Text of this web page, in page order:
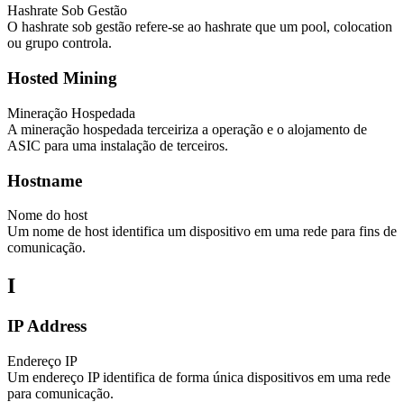
Hashrate Sob Gestão
O hashrate sob gestão refere-se ao hashrate que um pool, colocation
ou grupo controla.
Hosted Mining
Mineração Hospedada
A mineração hospedada terceiriza a operação e o alojamento de
ASIC para uma instalação de terceiros.
Hostname
Nome do host
Um nome de host identifica um dispositivo em uma rede para fins de
comunicação.
I
IP Address
Endereço IP
Um endereço IP identifica de forma única dispositivos em uma rede
para comunicação.